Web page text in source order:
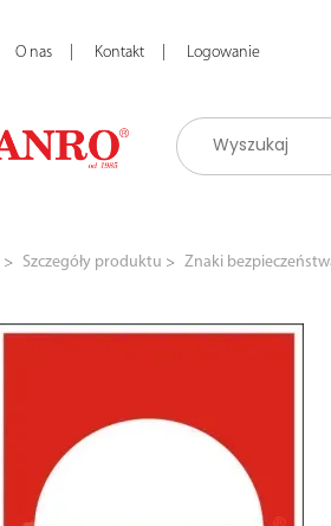
O nas Kontakt Logowanie
Szczegóły produktu Znaki